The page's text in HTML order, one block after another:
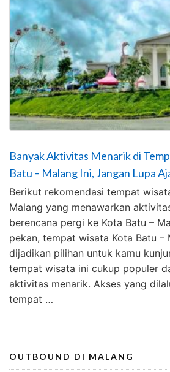
Banyak Aktivitas Menarik di
Batu – Malang Ini, Jangan Lupa
Berikut rekomendasi tempat
Malang yang menawarkan
berencana pergi ke Kota Batu –
pekan, tempat wisata Kota Batu –
dijadikan pilihan untuk kamu
tempat wisata ini cukup populer
aktivitas menarik. Akses yang
tempat …
OUTBOUND DI MALANG